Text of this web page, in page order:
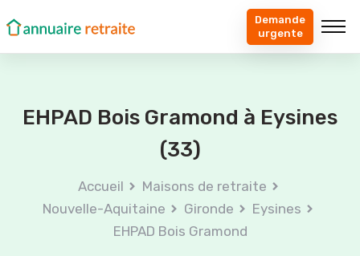
Demande
urgente
EHPAD Bois Gramond à Eysines
(33)
Accueil
Maisons de retraite
Nouvelle-Aquitaine
Gironde
Eysines
EHPAD Bois Gramond